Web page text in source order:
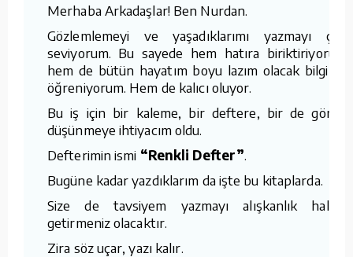
Merhaba Arkadaşlar! Ben Nurdan.
Gözlemlemeyi ve yaşadıklarımı yazmayı çok
seviyorum. Bu sayede hem hatıra biriktiriyorum
hem de bütün hayatım boyu lazım olacak bilgileri
öğreniyorum. Hem de kalıcı oluyor.
Bu iş için bir kaleme, bir deftere, bir de görüp
düşünmeye ihtiyacım oldu.
Defterimin ismi “Renkli Defter”.
Bugüne kadar yazdıklarım da işte bu kitaplarda.
Size de tavsiyem yazmayı alışkanlık haline
getirmeniz olacaktır.
Zira söz uçar, yazı kalır.